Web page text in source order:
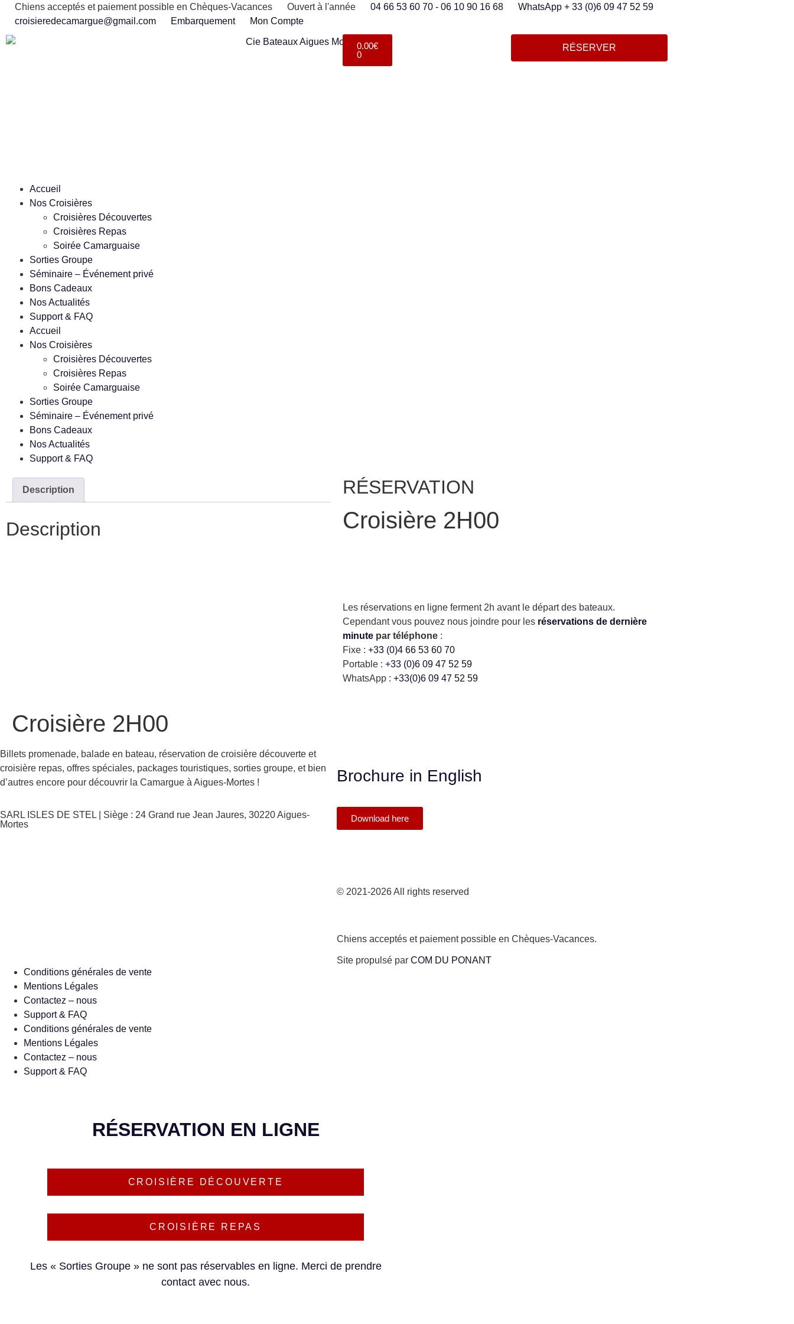
Chiens acceptés et paiement possible en Chèques-Vacances Ouvert à l'année 04 66 53 60 70 - 06 10 90 16 68
WhatsApp + 33 (0)6 09 47 52 59
croisieredecamargue@gmail.com
Embarquement Mon Compte
0.00€
0
RÉSERVER
Accueil
Nos Croisières
Croisières Découvertes
Croisières Repas
Soirée Camarguaise
Sorties Groupe
Séminaire – Événement privé
Bons Cadeaux
Nos Actualités
Support & FAQ
Accueil
Nos Croisières
Croisières Découvertes
Croisières Repas
Soirée Camarguaise
Sorties Groupe
Séminaire – Événement privé
Bons Cadeaux
Nos Actualités
Support & FAQ
Description
Description
RÉSERVATION
Croisière 2H00
Les réservations en ligne ferment 2h avant le départ des bateaux.
Cependant vous pouvez nous joindre pour les réservations de dernière
minute par téléphone :
Fixe : +33 (0)4 66 53 60 70
Portable : +33 (0)6 09 47 52 59
WhatsApp : +33(0)6 09 47 52 59
Croisière 2H00
Billets promenade, balade en bateau, réservation de croisière découverte et
croisière repas, offres spéciales, packages touristiques, sorties groupe, et bien
d’autres encore pour découvrir la Camargue à Aigues-Mortes !
SARL ISLES DE STEL | Siège : 24 Grand rue Jean Jaures, 30220 Aigues-
Mortes
Brochure in English
Download here
© 2021-2026 All rights reserved
Chiens acceptés et paiement possible en Chèques-Vacances.
Site propulsé par COM DU PONANT
Conditions générales de vente
Mentions Légales
Contactez – nous
Support & FAQ
Conditions générales de vente
Mentions Légales
Contactez – nous
Support & FAQ
RÉSERVATION EN LIGNE
CROISIÈRE DÉCOUVERTE
CROISIÈRE REPAS
Les « Sorties Groupe » ne sont pas réservables en ligne. Merci de prendre
contact avec nous.